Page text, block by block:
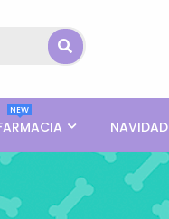
NEW
NAVIDAD